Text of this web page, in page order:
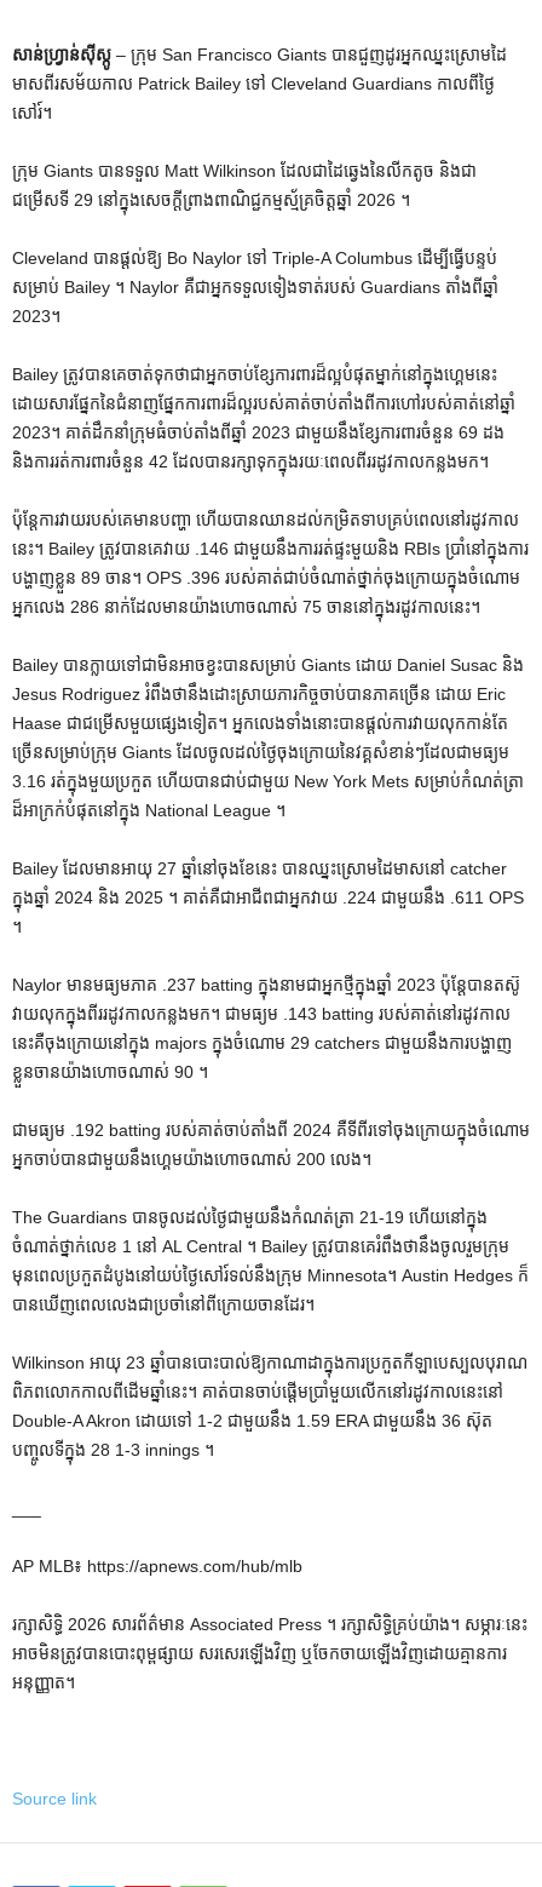
សាន់ហ្វ្រាន់ស៊ីស្កូ – ក្រុម San Francisco Giants បានជួញដូរអ្នកឈ្នះស្រោមដៃ
មាសពីរសម័យកាល Patrick Bailey ទៅ Cleveland Guardians កាលពីថ្ងៃ
សៅរ៍។
ក្រុម Giants បានទទួល Matt Wilkinson ដែលជាដៃឆ្វេងនៃលីកតូច និងជា
ជម្រើសទី 29 នៅក្នុងសេចក្តីព្រាងពាណិជ្ជកម្មស្ម័គ្រចិត្តឆ្នាំ 2026 ។
Cleveland បានផ្តល់ឱ្យ Bo Naylor ទៅ Triple-A Columbus ដើម្បីធ្វើបន្ទប់
សម្រាប់ Bailey ។ Naylor គឺជាអ្នកទទួលទៀងទាត់របស់ Guardians តាំងពីឆ្នាំ
2023។
Bailey ត្រូវបានគេចាត់ទុកថាជាអ្នកចាប់ខ្សែការពារដ៏ល្អបំផុតម្នាក់នៅក្នុងហ្គេមនេះ
ដោយសារផ្នែកនៃជំនាញផ្នែកការពារដ៏ល្អរបស់គាត់ចាប់តាំងពីការហៅរបស់គាត់នៅឆ្នាំ
2023។ គាត់ដឹកនាំក្រុមធំចាប់តាំងពីឆ្នាំ 2023 ជាមួយនឹងខ្សែការពារចំនួន 69 ដង
និងការរត់ការពារចំនួន 42 ដែលបានរក្សាទុកក្នុងរយៈពេលពីររដូវកាលកន្លងមក។
ប៉ុន្តែ​ការ​វាយ​របស់​គេ​មាន​បញ្ហា ហើយ​បាន​ឈាន​ដល់​កម្រិត​ទាប​គ្រប់​ពេល​នៅ​រដូវ​កាល​
នេះ។ Bailey ត្រូវបានគេវាយ .146 ជាមួយនឹងការរត់ផ្ទះមួយនិង RBIs ប្រាំនៅក្នុងការ
បង្ហាញខ្លួន 89 ចាន។ OPS .396 របស់គាត់ជាប់ចំណាត់ថ្នាក់ចុងក្រោយក្នុងចំណោម
អ្នកលេង 286 នាក់ដែលមានយ៉ាងហោចណាស់ 75 ចាននៅក្នុងរដូវកាលនេះ។
Bailey បានក្លាយទៅជាមិនអាចខ្វះបានសម្រាប់ Giants ដោយ Daniel Susac និង
Jesus Rodriguez រំពឹងថានឹងដោះស្រាយភារកិច្ចចាប់បានភាគច្រើន ដោយ Eric
Haase ជាជម្រើសមួយផ្សេងទៀត។ អ្នកលេងទាំងនោះបានផ្តល់ការវាយលុកកាន់តែ
ច្រើនសម្រាប់ក្រុម Giants ដែលចូលដល់ថ្ងៃចុងក្រោយនៃវគ្គសំខាន់ៗដែលជាមធ្យម
3.16 រត់ក្នុងមួយប្រកួត ហើយបានជាប់ជាមួយ New York Mets សម្រាប់កំណត់ត្រា
ដ៏អាក្រក់បំផុតនៅក្នុង National League ។
Bailey ដែលមានអាយុ 27 ឆ្នាំនៅចុងខែនេះ បានឈ្នះស្រោមដៃមាសនៅ catcher
ក្នុងឆ្នាំ 2024 និង 2025 ។ គាត់គឺជាអាជីពជាអ្នកវាយ .224 ជាមួយនឹង .611 OPS
។
Naylor មានមធ្យមភាគ .237 batting ក្នុងនាមជាអ្នកថ្មីក្នុងឆ្នាំ 2023 ប៉ុន្តែបានតស៊ូ
វាយលុកក្នុងពីររដូវកាលកន្លងមក។ ជាមធ្យម .143 batting របស់គាត់នៅរដូវកាល
នេះគឺចុងក្រោយនៅក្នុង majors ក្នុងចំណោម 29 catchers ជាមួយនឹងការបង្ហាញ
ខ្លួនចានយ៉ាងហោចណាស់ 90 ។
ជាមធ្យម .192 batting របស់គាត់ចាប់តាំងពី 2024 គឺទីពីរទៅចុងក្រោយក្នុងចំណោម
អ្នកចាប់បានជាមួយនឹងហ្គេមយ៉ាងហោចណាស់ 200 លេង។
The Guardians បានចូលដល់ថ្ងៃជាមួយនឹងកំណត់ត្រា 21-19 ហើយនៅក្នុង
ចំណាត់ថ្នាក់លេខ 1 នៅ AL Central ។ Bailey ត្រូវ​បាន​គេ​រំពឹង​ថា​នឹង​ចូល​រួម​ក្រុម​
មុន​ពេល​ប្រកួត​ដំបូង​នៅ​យប់​ថ្ងៃ​សៅរ៍​ទល់​នឹង​ក្រុម Minnesota។ Austin Hedges ក៏​
បាន​ឃើញ​ពេល​លេង​ជា​ប្រចាំ​នៅ​ពី​ក្រោយ​ចាន​ដែរ។
Wilkinson អាយុ 23 ឆ្នាំបានបោះបាល់ឱ្យកាណាដាក្នុងការប្រកួតកីឡាបេស្បលបុរាណ
ពិភពលោកកាលពីដើមឆ្នាំនេះ។ គាត់បានចាប់ផ្តើមប្រាំមួយលើកនៅរដូវកាលនេះនៅ
Double-A Akron ដោយទៅ 1-2 ជាមួយនឹង 1.59 ERA ជាមួយនឹង 36 ស៊ុត
បញ្ចូលទីក្នុង 28 1-3 innings ។
AP MLB៖ https://apnews.com/hub/mlb
រក្សាសិទ្ធិ 2026 សារព័ត៌មាន Associated Press ។ រក្សាសិទ្ធិគ្រប់យ៉ាង។ សម្ភារៈនេះ
អាចមិនត្រូវបានបោះពុម្ពផ្សាយ សរសេរឡើងវិញ ឬចែកចាយឡើងវិញដោយគ្មានការ
អនុញ្ញាត។
Source link